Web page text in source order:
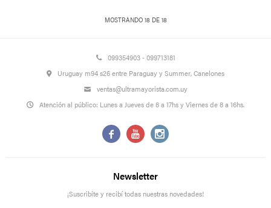
MOSTRANDO 18DE 18
099354903 - 099713181
Uruguay m94 s26 entre Paraguay y Summer, Canelones
ventas@ultramayorista.com.uy
Atención al público: Lunes a Jueves de 8 a 17hs y Viernes de 8 a 16hs.
  
Newsletter
¡Suscribite y recibí todas nuestras novedades!